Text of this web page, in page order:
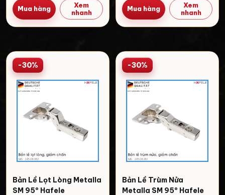
Mua hàng
Xem
nhanh
Mua hàng
Xem
nhanh
-30%
Bản Lề Lọt Lòng Metalla
SM 95º Hafele
-30%
Bản Lề Trùm Nửa
Metalla SM 95º Hafele